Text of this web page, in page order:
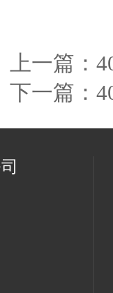
上一篇：
下一篇：